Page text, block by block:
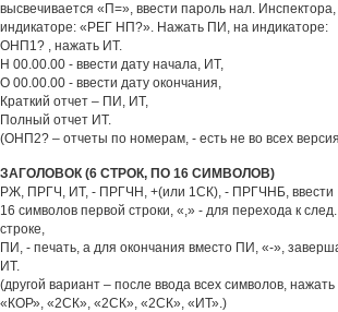
высвечивается «П=», ввести пароль нал.
индикаторе: «РЕГ НП?». Нажать ПИ, на индикаторе:
ОНП1? , нажать ИТ.
Н 00.00.00 - ввести дату начала, ИТ,
О 00.00.00 - ввести дату окончания,
Краткий отчет – ПИ, ИТ,
Полный отчет ИТ.
(ОНП2? – отчеты по номерам, - есть не во всех
ЗАГОЛОВОК (6 СТРОК, ПО 16 СИМВОЛОВ)
РЖ, ПРГЧ, ИТ, - ПРГЧН, +(или 1СК), - ПРГЧНБ, ввести
16 символов первой строки, «,» - для перехода к след.
строке,
ПИ, - печать, а для окончания вместо ПИ, «-»,
ИТ.
(другой вариант – после ввода всех символов, нажать
«КОР», «2СК», «2СК», «2СК», «ИТ».)